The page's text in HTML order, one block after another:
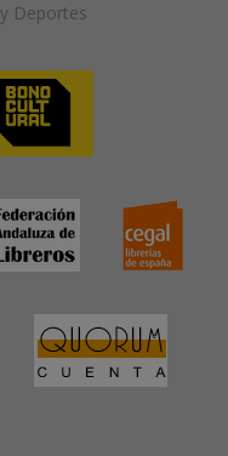
Deportes